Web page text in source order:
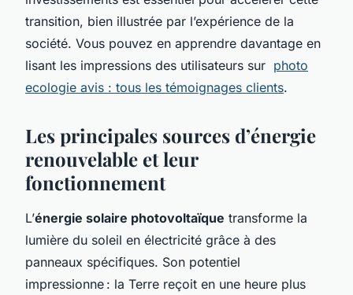
transition, bien illustrée par l’expérience de la
société. Vous pouvez en apprendre davantage en
lisant les impressions des utilisateurs sur photo
ecologie avis : tous les témoignages clients.
Les principales sources d’énergie
renouvelable et leur
fonctionnement
L’énergie solaire photovoltaïque transforme la
lumière du soleil en électricité grâce à des
panneaux spécifiques. Son potentiel
impressionne : la Terre reçoit en une heure plus